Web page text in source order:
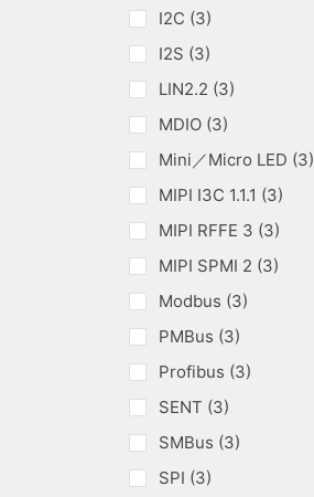
I2C (3)
I2S (3)
LIN2.2 (3)
MDIO (3)
Mini／Micro LED (3)
MIPI I3C 1.1.1 (3)
MIPI RFFE 3 (3)
MIPI SPMI 2 (3)
Modbus (3)
PMBus (3)
Profibus (3)
SENT (3)
SMBus (3)
SPI (3)